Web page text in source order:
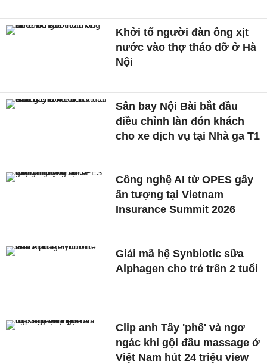
Khởi tố người đàn ông xịt
nước vào thợ tháo dỡ ở Hà
Nội
Sân bay Nội Bài bắt đầu
điều chỉnh làn đón khách
cho xe dịch vụ tại Nhà ga T1
Công nghệ AI từ OPES gây
ấn tượng tại Vietnam
Insurance Summit 2026
Giải mã hệ Synbiotic sữa
Alphagen cho trẻ trên 2 tuổi
Clip anh Tây 'phê' và ngơ
ngác khi gội đầu massage ở
Việt Nam hút 24 triệu view